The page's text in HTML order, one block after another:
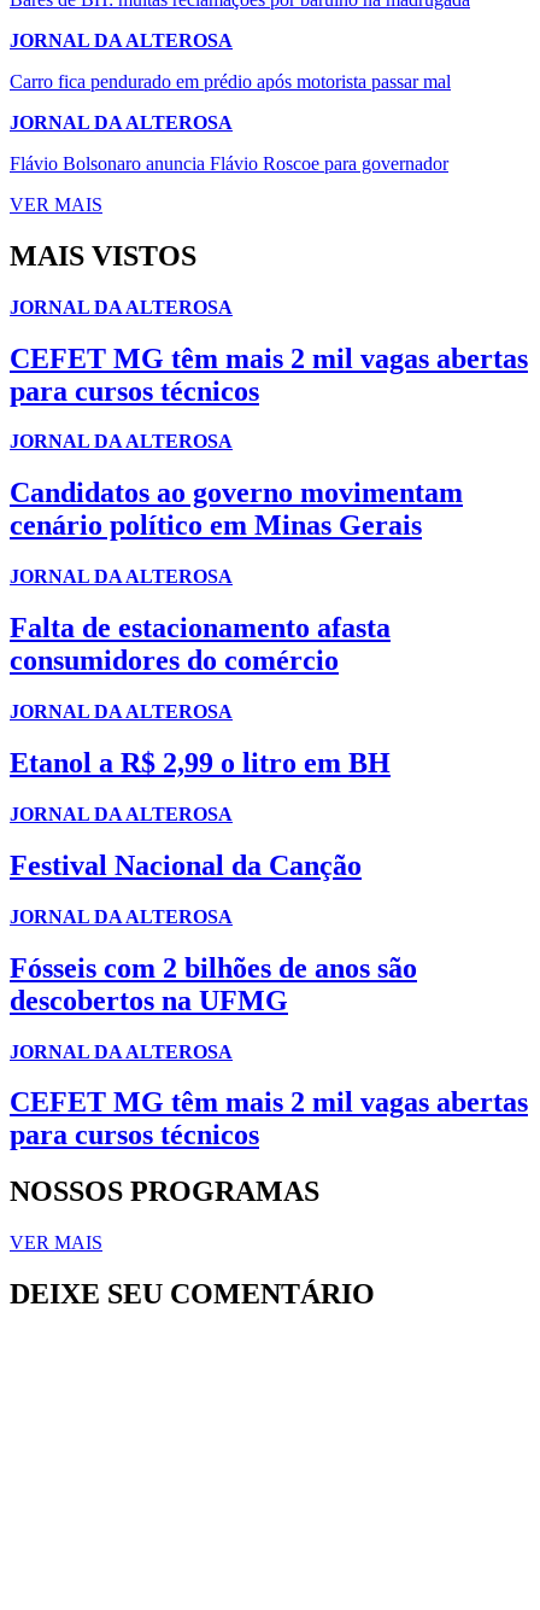
JORNAL DA ALTEROSA
Carro fica pendurado em prédio após motorista passar mal
JORNAL DA ALTEROSA
Flávio Bolsonaro anuncia Flávio Roscoe para governador
VER MAIS
MAIS VISTOS
JORNAL DA ALTEROSA
CEFET MG têm mais 2 mil vagas abertas
para cursos técnicos
JORNAL DA ALTEROSA
Candidatos ao governo movimentam
cenário político em Minas Gerais
JORNAL DA ALTEROSA
Falta de estacionamento afasta
consumidores do comércio
JORNAL DA ALTEROSA
Etanol a R$ 2,99 o litro em BH
JORNAL DA ALTEROSA
Festival Nacional da Canção
JORNAL DA ALTEROSA
Fósseis com 2 bilhões de anos são
descobertos na UFMG
JORNAL DA ALTEROSA
CEFET MG têm mais 2 mil vagas abertas
para cursos técnicos
NOSSOS PROGRAMAS
VER MAIS
DEIXE SEU COMENTÁRIO